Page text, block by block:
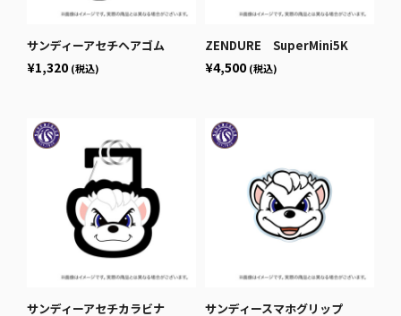
サンディーアセチヘアゴム
¥1,320 (税込)
ZENDURE SuperMini5K
¥4,500 (税込)
サンディーアセチカラビナ サンディースマホグリップ